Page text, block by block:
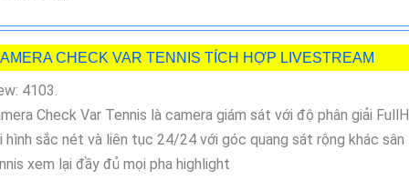
CHECK VAR TENNIS TÍCH HỢP LIVESTREAM
4103.
Check Var Tennis là camera giám sát với độ phân giải
hình sắc nét và liên tục 24/24 với góc quang sát rộng khác sân
xem lại đầy đủ mọi pha highlight